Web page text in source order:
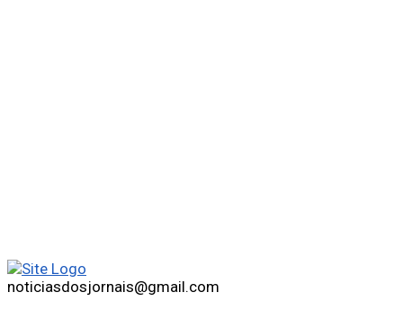
noticiasdosjornais@gmail.com